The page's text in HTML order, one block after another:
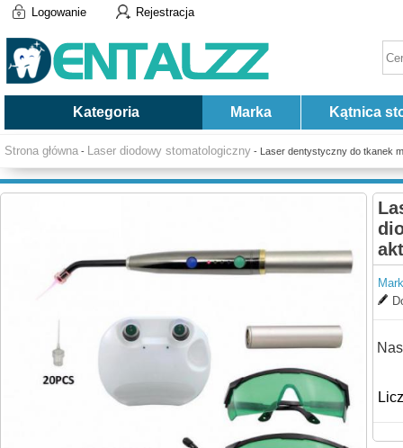
Logowanie Rejestracja
Kategoria Marka Kątnica
Strona główna - Laser diodowy stomatologiczny - Laser dentystyczny do tkanek